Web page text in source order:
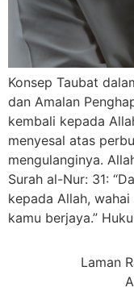
Konsep Taubat
dan Amalan
kembali kepada
menyesal atas
mengulanginya.
Surah al-Nur: 31:
kepada Allah,
kamu berjaya.”
Laman